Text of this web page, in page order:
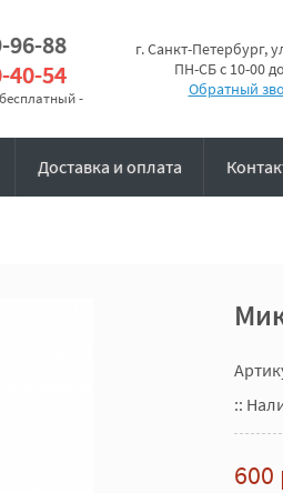
96-88
40-54
-
г. Санкт-Петербург,
ПН-СБ с 10-00
Обратный
Доставка и оплата
::
600